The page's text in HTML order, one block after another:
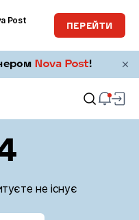
Post
ПЕРЕЙТИ
не існує